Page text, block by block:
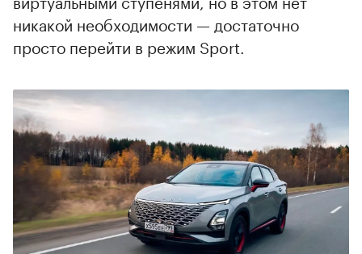
никакой необходимости — достаточно
просто перейти в режим Sport.